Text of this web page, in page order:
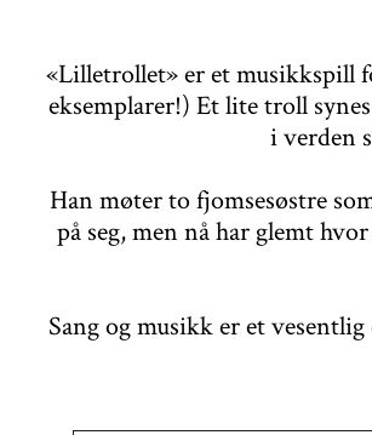
«Lilletrollet» er et musikkspill
eksemplarer!) Et lite troll
i verden
Han møter to fjomsesøstre
på seg, men nå har glemt
Sang og musikk er et